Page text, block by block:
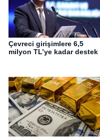
Çevreci girişimlere 6,5
milyon TL’ye kadar destek